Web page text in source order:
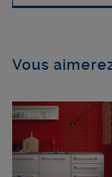
Vous